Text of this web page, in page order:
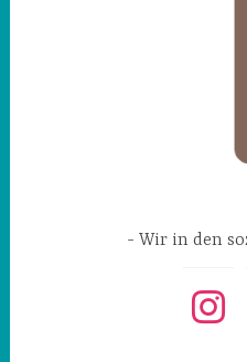
Wir in den
instagram